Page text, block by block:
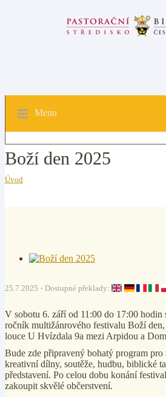
Menu
Boží den 2025
Úvod
25.7.2025 Dostupné překlady:
V sobotu 6. září od 11:00 do 17:00 hodin
ročník multižánrového festivalu Boží
louce U Hvízdala 9a mezi Arpidou a
Bude zde připravený bohatý program
kreativní dílny, soutěže, hudbu, biblické
představení. Po celou dobu konání
zakoupit skvělé občerstvení.